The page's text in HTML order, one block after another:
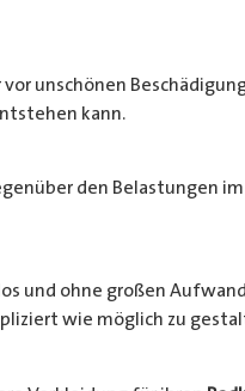
unschönen
kann.
den Belastungen
und ohne großen
wie möglich zu